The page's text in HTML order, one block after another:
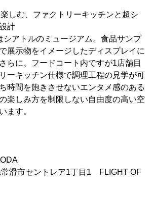
楽しむ、ファクトリーキッチンと超シ
計
シアトルのミュージアム。食品サンプ
展示物をイメージしたディスプレイに
らに、フードコート内ですが1店舗目
ーキッチン仕様で調理工程の見学が可
時間を飽きさせないエンタメ感のある
楽しみ方を制限しない自由度の高い空
ます。
滑市セントレア1丁目1 FLIGHT OF